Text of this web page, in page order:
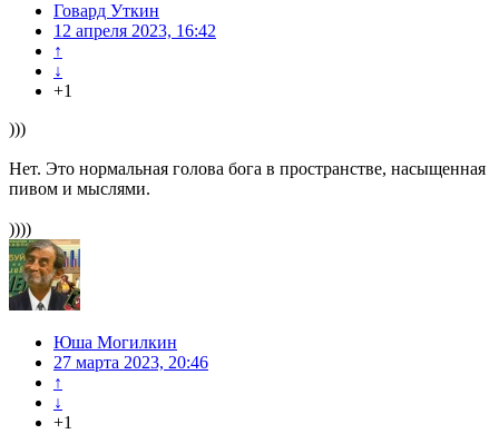
Говард Уткин
12 апреля 2023, 16:42
↑
↓
+1
)))
Нет. Это нормальная голова бога в пространстве, насыщенная
пивом и мыслями.
))))
Юша Могилкин
27 марта 2023, 20:46
↑
↓
+1